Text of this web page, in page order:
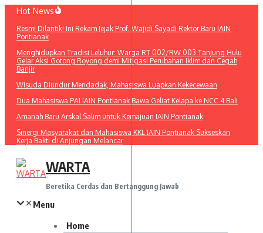
Lewati
konten
Hot News
Resmi Dilantik! Ini Rekam Jejak Prof. Wajidi Sayadi Rektor Baru IAIN
Pontianak
Menghidupkan Tradisi Leluhur: Warga RT 002/RW 003 Tanjung Hulu
Gelar Aksi Gotong Royong demi Mitigasi Perubahan Iklim dan Cegah
Banjir
Wisuda Diundur Mendadak, Mahasiswa Luapkan Kekecewaan
Dua Mahasiswa PAI IAIN Pontianak Bawa Geliat Kelapa ke NCC 4 Bali
Amanah Baru Arskal Salim untuk Kemajuan IAIN Pontianak
Sinergi Masyarakat dan Mahasiswa KKL IAIN Pontianak Sukseskan
Kerja Bakti di Anjungan Melancar
WARTA
Beretika Cerdas dan Bertanggung Jawab
Menu
Home